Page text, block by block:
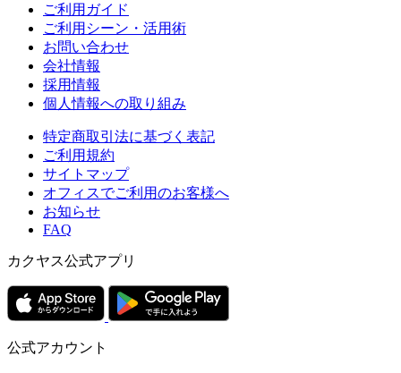
ご利用ガイド
ご利用シーン・活用術
お問い合わせ
会社情報
採用情報
個人情報への取り組み
特定商取引法に基づく表記
ご利用規約
サイトマップ
オフィスでご利用のお客様へ
お知らせ
FAQ
カクヤス公式アプリ
公式アカウント